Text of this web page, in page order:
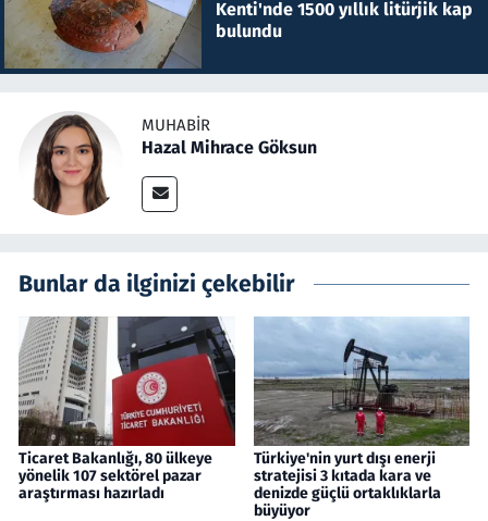
Kenti'nde 1500 yıllık litürjik kap
bulundu
MUHABIR
Hazal Mihrace Göksun
Bunlar da ilginizi çekebilir
Ticaret Bakanlığı, 80 ülkeye
yönelik 107 sektörel pazar
araştırması hazırladı
Türkiye'nin yurt dışı enerji
stratejisi 3 kıtada kara ve
denizde güçlü ortaklıklarla
büyüyor